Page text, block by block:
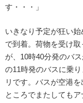
す・・・」
いきなり予定が狂い
で到着。荷物を受け
が、10時40分発のバ
の11時発のバスに乗
リです。バスが空港
ところでまたしてもア